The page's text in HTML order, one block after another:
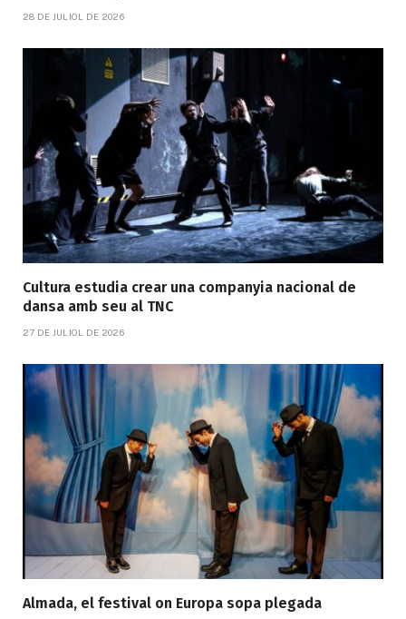
28 DE JULIOL DE 2026
Cultura estudia crear una companyia nacional de
dansa amb seu al TNC
27 DE JULIOL DE 2026
Almada, el festival on Europa sopa plegada